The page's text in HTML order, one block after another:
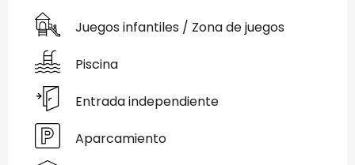
Juegos infantiles / Zona de juegos
Piscina
Entrada independiente
Aparcamiento